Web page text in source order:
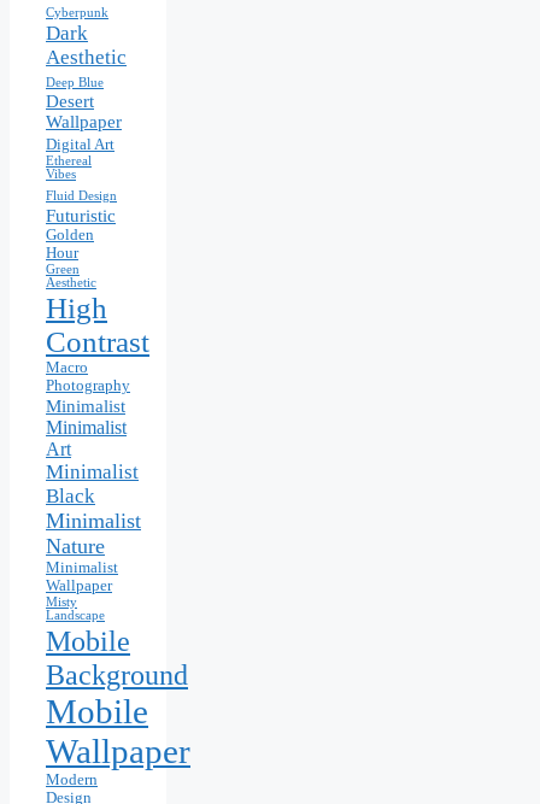
Cyberpunk
Dark
Aesthetic
Deep Blue
Desert
Wallpaper
Digital Art
Ethereal
Vibes
Fluid Design
Futuristic
Golden
Hour
Green
Aesthetic
High
Contrast
Macro
Photography
Minimalist
Minimalist
Art
Minimalist
Black
Minimalist
Nature
Minimalist
Wallpaper
Misty
Landscape
Mobile
Background
Mobile
Wallpaper
Modern
Design